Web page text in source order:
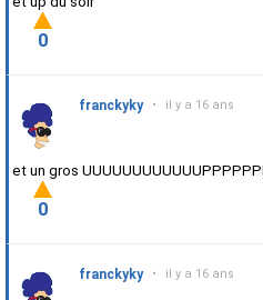
0
franckyky • il y a 16 ans
et un gros
0
franckyky • il y a 16 ans